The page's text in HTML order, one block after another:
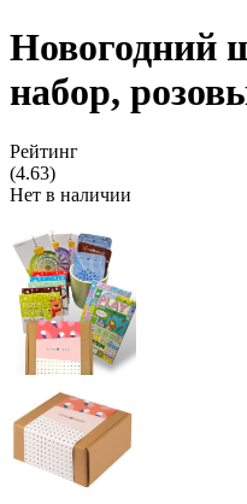
Новогодний
набор,
Рейтинг
(4.63)
Нет в наличии